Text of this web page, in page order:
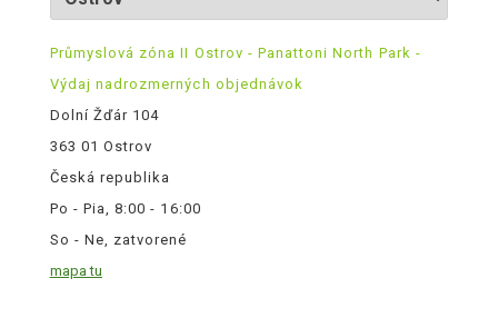
Průmyslová zóna II Ostrov - Panattoni North Park -
Výdaj nadrozmerných objednávok
Dolní Žďár 104
363 01 Ostrov
Česká republika
Po - Pia, 8:00 - 16:00
So - Ne, zatvorené
mapa tu